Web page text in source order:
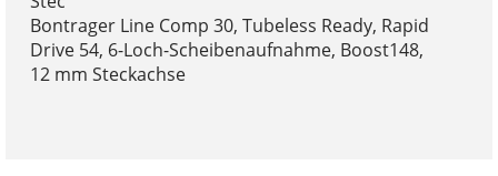
Bontrager Line Comp 30, Tubeless Ready, Rapid
Drive 54, 6-Loch-Scheibenaufnahme, Boost148,
12 mm Steckachse